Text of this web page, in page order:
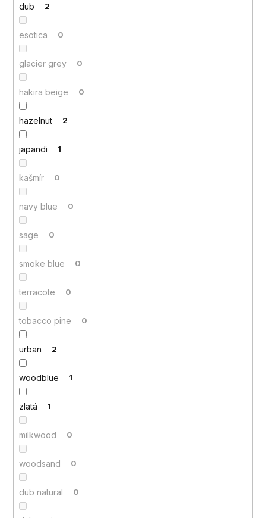
dub 2
esotica 0
glacier grey 0
hakira beige 0
hazelnut 2
japandi 1
kašmír 0
navy blue 0
sage 0
smoke blue 0
terracote 0
tobacco pine 0
urban 2
woodblue 1
zlatá 1
milkwood 0
woodsand 0
dub natural 0